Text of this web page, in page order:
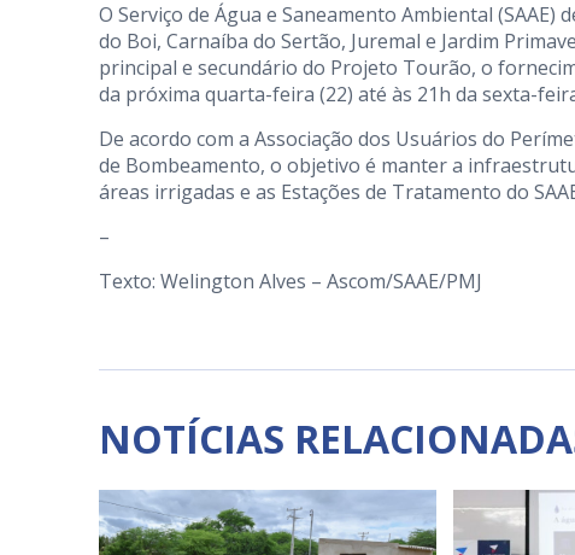
O Serviço de Água e Saneamento Ambiental
do Boi, Carnaíba do Sertão, Juremal e Jardim
principal e secundário do Projeto Tourão, o
da próxima quarta-feira (22) até às 21h da sexta-
De acordo com a Associação dos Usuários do
de Bombeamento, o objetivo é manter a
áreas irrigadas e as Estações de Tratamento do
–
Texto: Welington Alves – Ascom/SAAE/PMJ
NOTÍCIAS